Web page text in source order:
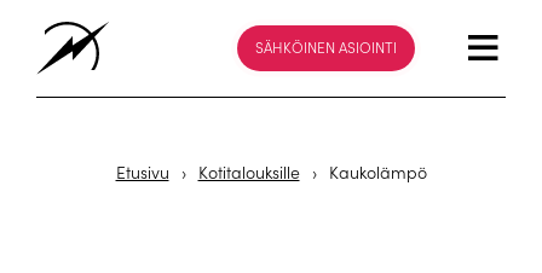
SÄHKÖINEN ASIOINTI
Etusivu › Kotitalouksille › Kaukolämpö